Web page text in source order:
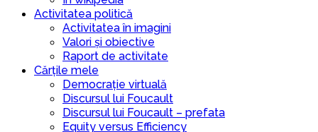
Activitatea politică
Activitatea în imagini
Valori și obiective
Raport de activitate
Cărțile mele
Democrație virtuală
Discursul lui Foucault
Discursul lui Foucault – prefata
Equity versus Efficiency